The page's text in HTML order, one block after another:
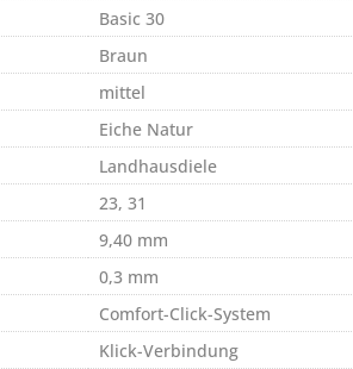
Basic 30
Braun
mittel
Eiche Natur
Landhausdiele
23, 31
9,40 mm
0,3 mm
Comfort-Click-System
Klick-Verbindung